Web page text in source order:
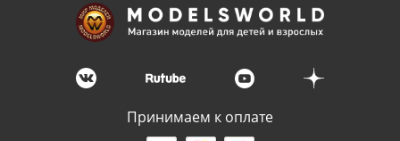
Принимаем к оплате